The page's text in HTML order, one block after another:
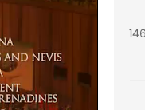
146